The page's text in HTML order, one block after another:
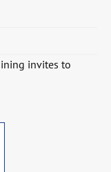
invites to